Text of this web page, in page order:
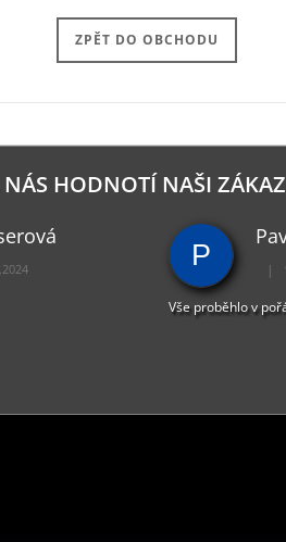
ZPĚT DO OBCHODU
NÁS HODNOTÍ NAŠI
obchodu je 5 z 5 hvězdiček.
P |
Vše proběhlo v